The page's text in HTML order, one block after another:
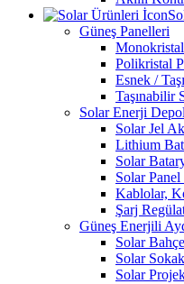
Güneş Panelleri
Polikristal
Esnek /
Taşınabilir
Solar Enerji
Solar Jel
Lithium
Solar
Solar
Kablolar,
Şarj
Güneş Enerjili
Solar
Solar
Solar